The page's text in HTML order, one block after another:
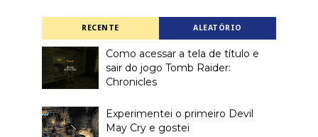
RECENTE ALEATÓRIO
Como acessar a tela de título e
sair do jogo Tomb Raider:
Chronicles
Experimentei o primeiro Devil
May Cry e gostei